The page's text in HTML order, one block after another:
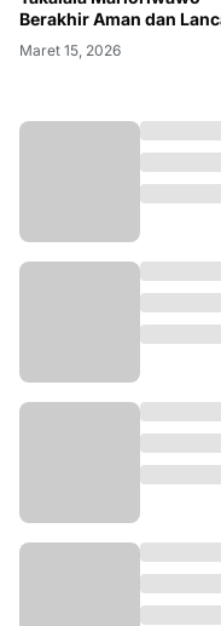
Dua Pekan Bergulir, Liga
Ramadhan Cup II 2026 di
Panitia
Maret 15, 2026